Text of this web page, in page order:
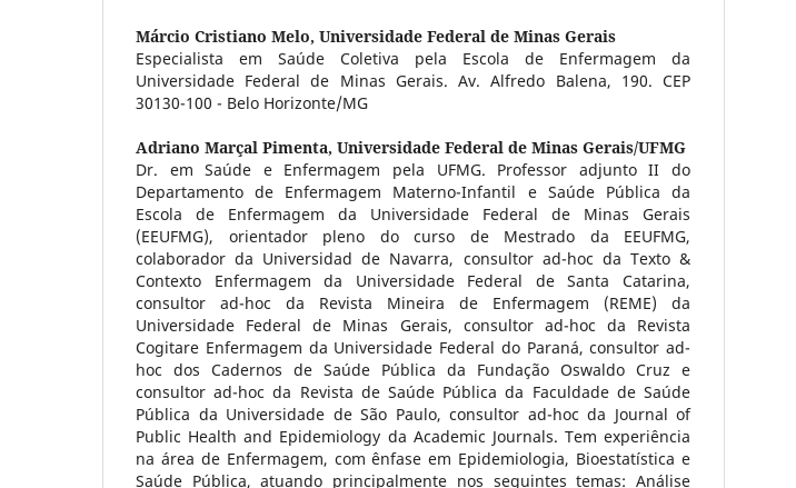
Márcio Cristiano Melo, Universidade Federal de Minas Gerais
Especialista em Saúde Coletiva pela Escola de Enfermagem da
Universidade Federal de Minas Gerais. Av. Alfredo Balena, 190. CEP
30130-100 - Belo Horizonte/MG
Adriano Marçal Pimenta, Universidade Federal de Minas Gerais/UFMG
Dr. em Saúde e Enfermagem pela UFMG. Professor adjunto II do
Departamento de Enfermagem Materno-Infantil e Saúde Pública da
Escola de Enfermagem da Universidade Federal de Minas Gerais
(EEUFMG), orientador pleno do curso de Mestrado da EEUFMG,
colaborador da Universidad de Navarra, consultor ad-hoc da Texto &
Contexto Enfermagem da Universidade Federal de Santa Catarina,
consultor ad-hoc da Revista Mineira de Enfermagem (REME) da
Universidade Federal de Minas Gerais, consultor ad-hoc da Revista
Cogitare Enfermagem da Universidade Federal do Paraná, consultor ad-
hoc dos Cadernos de Saúde Pública da Fundação Oswaldo Cruz e
consultor ad-hoc da Revista de Saúde Pública da Faculdade de Saúde
Pública da Universidade de São Paulo, consultor ad-hoc da Journal of
Public Health and Epidemiology da Academic Journals. Tem experiência
na área de Enfermagem, com ênfase em Epidemiologia, Bioestatística e
Saúde Pública, atuando principalmente nos seguintes temas: Análise